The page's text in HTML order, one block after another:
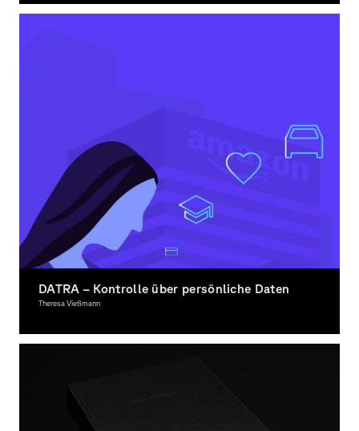
DATRA – Kontrolle über persönliche Daten
Theresa Vießmann